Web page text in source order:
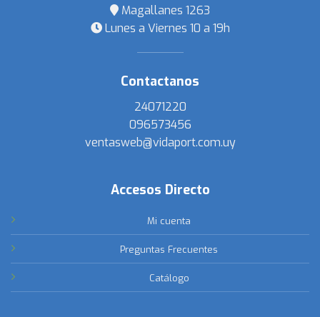
Magallanes 1263
Lunes a Viernes 10 a 19h
Contactanos
24071220
096573456
ventasweb@vidaport.com.uy
Accesos Directo
Mi cuenta
Preguntas Frecuentes
Catálogo